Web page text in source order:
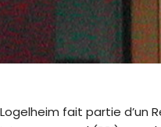
Logelheim fait partie d’un